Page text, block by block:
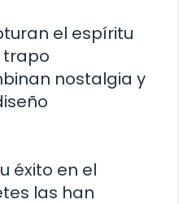
el espíritu
trapo
nostalgia y
éxito en el
las han